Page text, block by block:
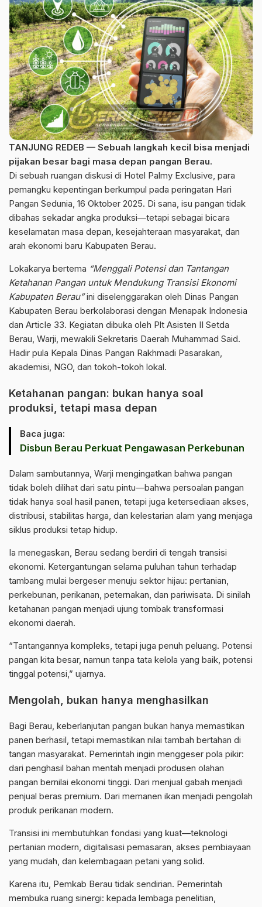
TANJUNG REDEB — Sebuah langkah kecil bisa menjadi
pijakan besar bagi masa depan pangan Berau.
Di sebuah ruangan diskusi di Hotel Palmy Exclusive, para
pemangku kepentingan berkumpul pada peringatan Hari
Pangan Sedunia, 16 Oktober 2025. Di sana, isu pangan tidak
dibahas sekadar angka produksi—tetapi sebagai bicara
keselamatan masa depan, kesejahteraan masyarakat, dan
arah ekonomi baru Kabupaten Berau.
Lokakarya bertema “Menggali Potensi dan Tantangan
Ketahanan Pangan untuk Mendukung Transisi Ekonomi
Kabupaten Berau”ini diselenggarakan oleh Dinas Pangan
Kabupaten Berau berkolaborasi dengan Menapak Indonesia
dan Article 33. Kegiatan dibuka oleh Plt Asisten II Setda
Berau, Warji, mewakili Sekretaris Daerah Muhammad Said.
Hadir pula Kepala Dinas Pangan Rakhmadi Pasarakan,
akademisi, NGO, dan tokoh-tokoh lokal.
Ketahanan pangan: bukan hanya soal
produksi, tetapi masa depan
Baca juga:
Disbun Berau Perkuat Pengawasan Perkebunan
Dalam sambutannya, Warji mengingatkan bahwa pangan
tidak boleh dilihat dari satu pintu—bahwa persoalan pangan
tidak hanya soal hasil panen, tetapi juga ketersediaan akses,
distribusi, stabilitas harga, dan kelestarian alam yang menjaga
siklus produksi tetap hidup.
Ia menegaskan, Berau sedang berdiri di tengah transisi
ekonomi. Ketergantungan selama puluhan tahun terhadap
tambang mulai bergeser menuju sektor hijau: pertanian,
perkebunan, perikanan, peternakan, dan pariwisata. Di sinilah
ketahanan pangan menjadi ujung tombak transformasi
ekonomi daerah.
“Tantangannya kompleks, tetapi juga penuh peluang. Potensi
pangan kita besar, namun tanpa tata kelola yang baik, potensi
tinggal potensi,” ujarnya.
Mengolah, bukan hanya menghasilkan
Bagi Berau, keberlanjutan pangan bukan hanya memastikan
panen berhasil, tetapi memastikan nilai tambah bertahan di
tangan masyarakat. Pemerintah ingin menggeser pola pikir:
dari penghasil bahan mentah menjadi produsen olahan
pangan bernilai ekonomi tinggi. Dari menjual gabah menjadi
penjual beras premium. Dari memanen ikan menjadi pengolah
produk perikanan modern.
Transisi ini membutuhkan fondasi yang kuat—teknologi
pertanian modern, digitalisasi pemasaran, akses pembiayaan
yang mudah, dan kelembagaan petani yang solid.
Karena itu, Pemkab Berau tidak sendirian. Pemerintah
membuka ruang sinergi: kepada lembaga penelitian,